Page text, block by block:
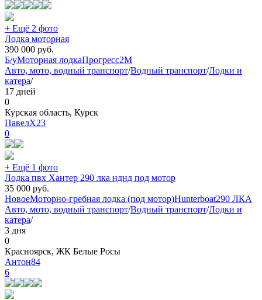
+ Ещё 2 фото
Лодка моторная
390 000 руб.
Б/уМоторная лодкаПрогресс2М
Авто, мото, водный транспорт/Водный транспорт/Лодки и
катера/
17 дней
0
Курская область, Курск
ПавелХ23
0
+ Ещё 1 фото
Лодка пвх Хантер 290 лка нднд под мотор
35 000 руб.
НовоеМоторно-гребная лодка (под мотор)Hunterboat290 ЛКА
Авто, мото, водный транспорт/Водный транспорт/Лодки и
катера/
3 дня
0
Красноярск, ЖК Белые Росы
Антон84
6